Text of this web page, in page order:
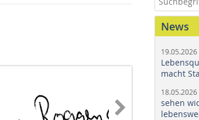
News
19.05.2026
macht
18.05.2026
sehen